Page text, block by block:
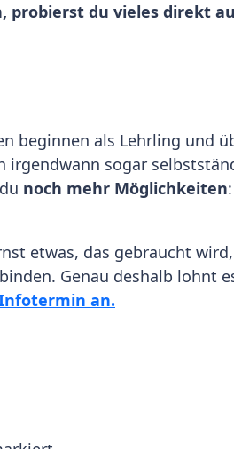
probierst du vieles direkt
beginnen als Lehrling und
sogar
noch mehr Möglichkeiten
etwas, das gebraucht
Genau deshalb lohnt
an.